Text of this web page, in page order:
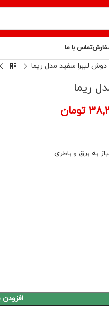
تماس با ما
دوش لیبرا سفید مدل ریما
ریما
تومان